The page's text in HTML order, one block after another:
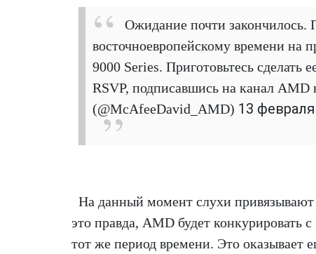
Ожидание почти закончилось.
восточноевропейскому времени на
9000 Series. Приготовьтесь сделать
RSVP, подписавшись на канал AMD
(@McAfeeDavid_AMD) 13 февраля
На данный момент слухи привязывают
это правда, AMD будет конкурировать
тот же период времени. Это оказывает